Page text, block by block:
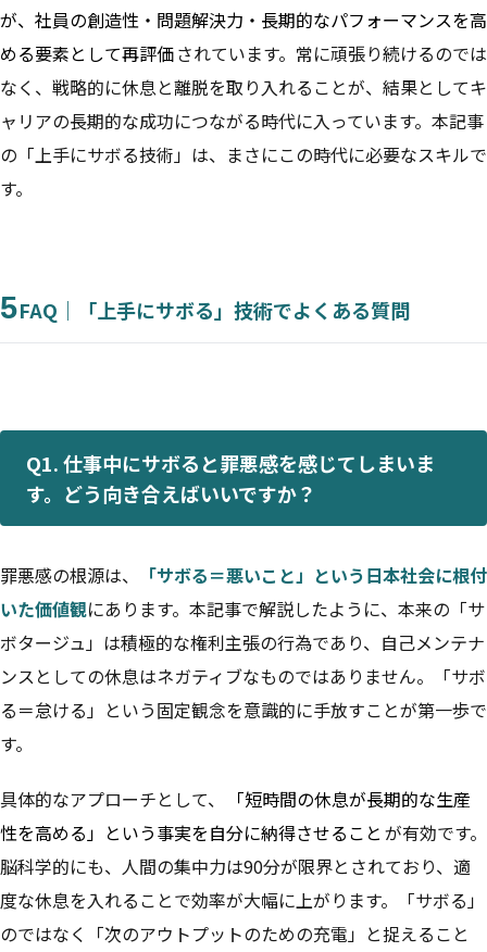
が、社員の創造性・問題解決力・長期的なパフォーマンスを高
める要素として再評価されています。常に頑張り続けるのでは
なく、戦略的に休息と離脱を取り入れることが、結果としてキ
ャリアの長期的な成功につながる時代に入っています。本記事
の「上手にサボる技術」は、まさにこの時代に必要なスキルで
す。
5FAQ｜「上手にサボる」技術でよくある質問
Q1. 仕事中にサボると罪悪感を感じてしまいま
す。どう向き合えばいいですか？
罪悪感の根源は、
「サボる＝悪いこと」という日本社会に根付
いた価値観にあります。本記事で解説したように、本来の「サ
ボタージュ」は積極的な権利主張の行為であり、自己メンテナ
ンスとしての休息はネガティブなものではありません。「サボ
る＝怠ける」という固定観念を意識的に手放すことが第一歩で
す。
具体的なアプローチとして、
「短時間の休息が長期的な生産
性を高める」という事実を自分に納得させること が有効です。
脳科学的にも、人間の集中力は90分が限界とされており、適
度な休息を入れることで効率が大幅に上がります。「サボる」
のではなく「次のアウトプットのための充電」と捉えること